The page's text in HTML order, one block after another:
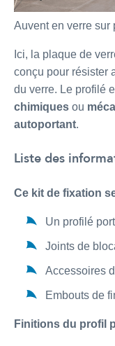
Auvent en verre sur
Ici, la plaque de
conçu pour résister
du verre. Le profilé
chimiques ou
autoportant.
Liste des
Ce kit de fixation
Un profilé
Joints de
Accessoires
Embouts de
Finitions du profil